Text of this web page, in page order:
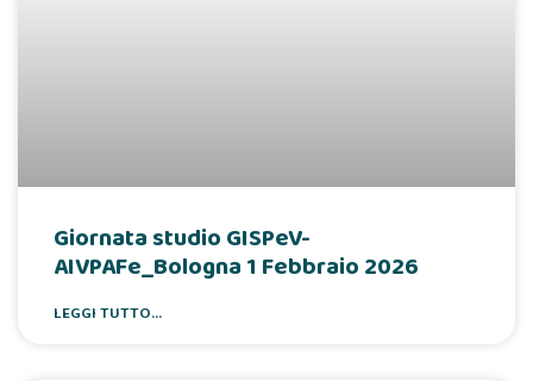
Giornata studio GISPeV-
AIVPAFe_Bologna 1 Febbraio 2026
LEGGI TUTTO...